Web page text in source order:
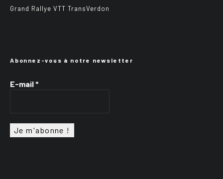
Grand Rallye VTT TransVerdon
Abonnez-vous à notre newsletter
E-mail*